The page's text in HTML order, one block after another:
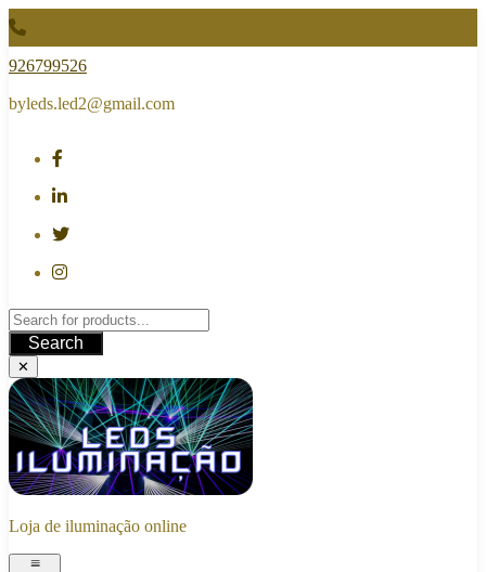
Skip
to
content
926799526
byleds.led2@gmail.com
Search
✕
Loja de iluminação online